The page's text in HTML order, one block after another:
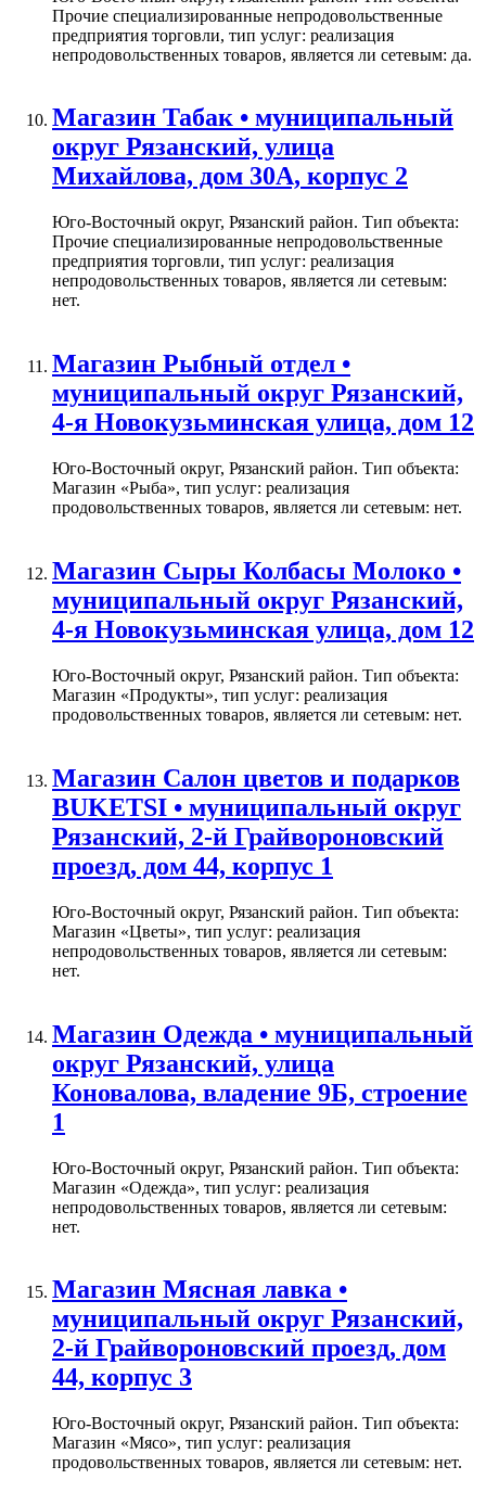
Прочие специализированные непродовольственные
предприятия торговли, тип услуг: реализация
непродовольственных товаров, является ли сетевым: да.
Магазин Табак • муниципальный
округ Рязанский, улица
Михайлова, дом 30А, корпус 2
Юго-Восточный округ, Рязанский район. Тип объекта:
Прочие специализированные непродовольственные
предприятия торговли, тип услуг: реализация
непродовольственных товаров, является ли сетевым:
нет.
Магазин Рыбный отдел •
муниципальный округ Рязанский,
4-я Новокузьминская улица, дом 12
Юго-Восточный округ, Рязанский район. Тип объекта:
Магазин «Рыба», тип услуг: реализация
продовольственных товаров, является ли сетевым: нет.
Магазин Сыры Колбасы Молоко •
муниципальный округ Рязанский,
4-я Новокузьминская улица, дом 12
Юго-Восточный округ, Рязанский район. Тип объекта:
Магазин «Продукты», тип услуг: реализация
продовольственных товаров, является ли сетевым: нет.
Магазин Салон цветов и подарков
BUKETSI • муниципальный округ
Рязанский, 2-й Грайвороновский
проезд, дом 44, корпус 1
Юго-Восточный округ, Рязанский район. Тип объекта:
Магазин «Цветы», тип услуг: реализация
непродовольственных товаров, является ли сетевым:
нет.
Магазин Одежда • муниципальный
округ Рязанский, улица
Коновалова, владение 9Б, строение
1
Юго-Восточный округ, Рязанский район. Тип объекта:
Магазин «Одежда», тип услуг: реализация
непродовольственных товаров, является ли сетевым:
нет.
Магазин Мясная лавка •
муниципальный округ Рязанский,
2-й Грайвороновский проезд, дом
44, корпус 3
Юго-Восточный округ, Рязанский район. Тип объекта:
Магазин «Мясо», тип услуг: реализация
продовольственных товаров, является ли сетевым: нет.